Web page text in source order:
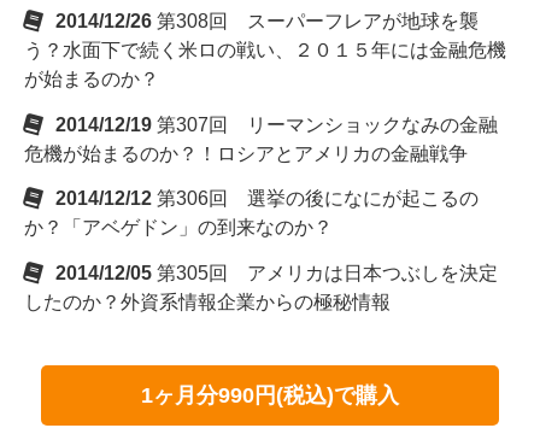
2014/12/26 第308回 スーパーフレアが地球を襲
う？水面下で続く米ロの戦い、２０１５年には金融危機
が始まるのか？
2014/12/19 第307回 リーマンショックなみの金融
危機が始まるのか？！ロシアとアメリカの金融戦争
2014/12/12 第306回 選挙の後になにが起こるの
か？「アベゲドン」の到来なのか？
2014/12/05 第305回 アメリカは日本つぶしを決定
したのか？外資系情報企業からの極秘情報
1ヶ月分990円(税込)で購入